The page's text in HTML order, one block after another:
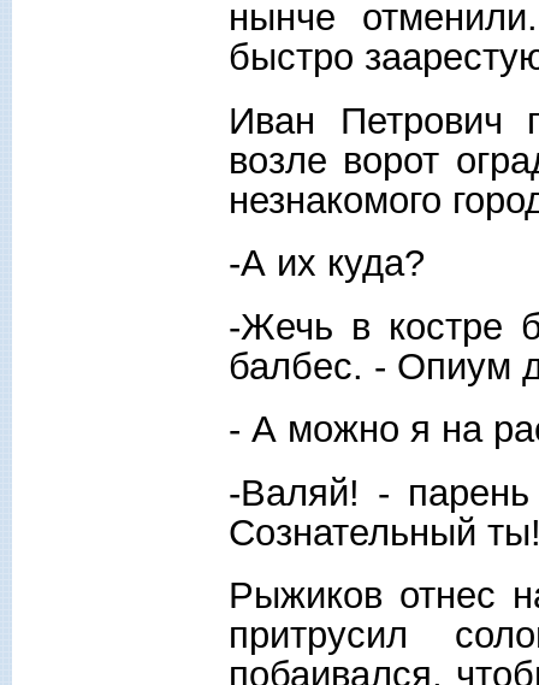
нынче
быстро
Иван Петрович
возле ворот
незнакомого
-А их куда?
-Жечь в костре
балбес. - Опиум
- А можно я на
-Валяй! -
Сознательный
Рыжиков отнес
притрусил
побаивался,